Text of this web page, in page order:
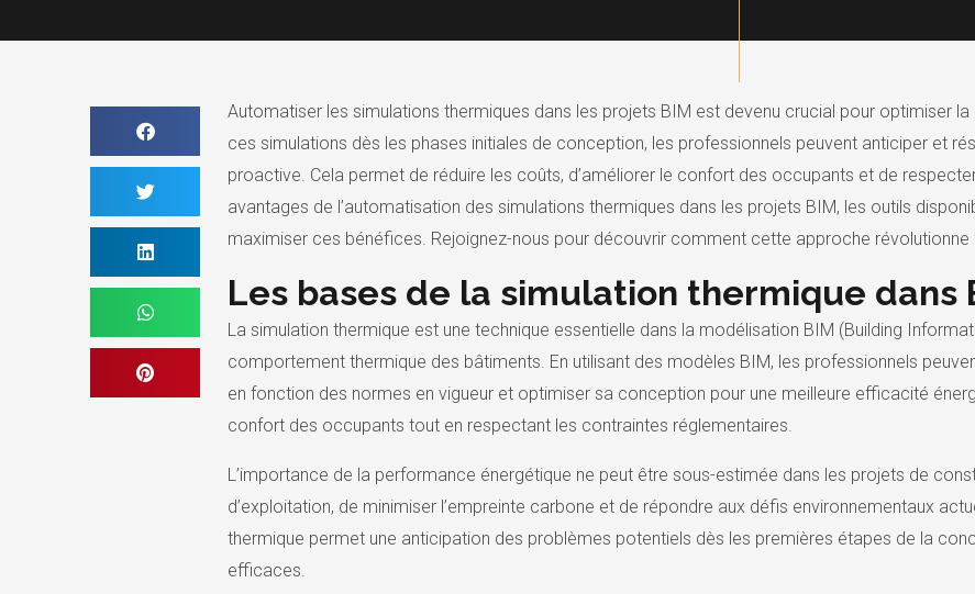
Automatiser les simulations thermiques dans les projets BIM est devenu crucial pour optimiser
ces simulations dès les phases initiales de conception, les professionnels peuvent anticiper et
proactive. Cela permet de réduire les coûts, d’améliorer le confort des occupants et de
avantages de l’automatisation des simulations thermiques dans les projets BIM, les outils
maximiser ces bénéfices. Rejoignez-nous pour découvrir comment cette approche révolutionne
Les bases de la simulation thermique dans
La simulation thermique est une technique essentielle dans la modélisation BIM (Building
comportement thermique des bâtiments. En utilisant des modèles BIM, les professionnels
en fonction des normes en vigueur et optimiser sa conception pour une meilleure efficacité
confort des occupants tout en respectant les contraintes réglementaires.
L’importance de la performance énergétique ne peut être sous-estimée dans les projets de
d’exploitation, de minimiser l’empreinte carbone et de répondre aux défis environnementaux
thermique permet une anticipation des problèmes potentiels dès les premières étapes de la
efficaces.